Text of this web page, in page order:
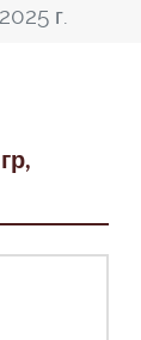
г.